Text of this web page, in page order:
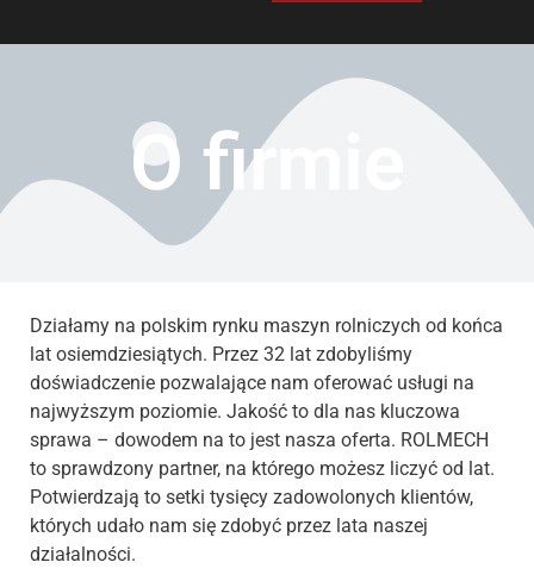
O firmie
Działamy na polskim rynku maszyn rolniczych od końca
lat osiemdziesiątych. Przez 32 lat zdobyliśmy
doświadczenie pozwalające nam oferować usługi na
najwyższym poziomie. Jakość to dla nas kluczowa
sprawa – dowodem na to jest nasza oferta. ROLMECH
to sprawdzony partner, na którego możesz liczyć od lat.
Potwierdzają to setki tysięcy zadowolonych klientów,
których udało nam się zdobyć przez lata naszej
działalności.